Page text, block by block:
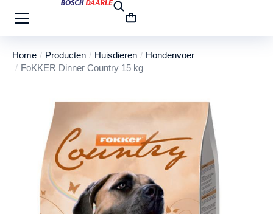
Je bent hier:
Home Producten Huisdieren
Hondenvoer
FoKKER Dinner Country 15 kg